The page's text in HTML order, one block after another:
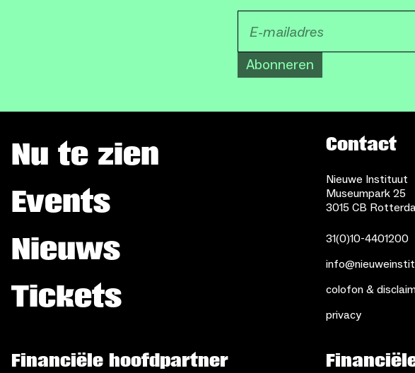
Abonneren
Nu te zien
Events
Nieuws
Tickets
Contact
Nieuwe Instituut
Museumpark 25
3015 CB
31(0)10-4401200
colofon &
privacy
Financiële hoofdpartner